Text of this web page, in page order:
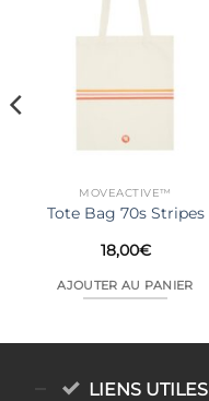
MOVEACTIVE™
Tote Bag 70s Stripes
18,00€
AJOUTER AU PANIER
LIENS UTILES